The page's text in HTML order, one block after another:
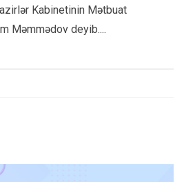
Kabinetinin Mətbuat
Məmmədov deyib....